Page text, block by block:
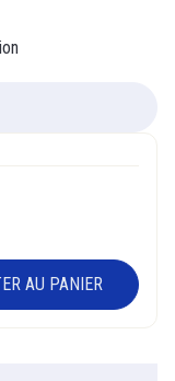
AU PANIER